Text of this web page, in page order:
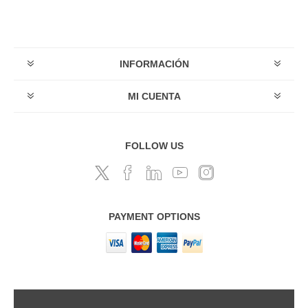
INFORMACIÓN
MI CUENTA
FOLLOW US
PAYMENT OPTIONS